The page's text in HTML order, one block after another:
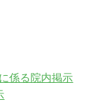
係る院内掲示